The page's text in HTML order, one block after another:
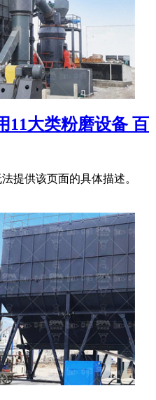
11大类粉磨设备 百
提供该页面的具体描述。